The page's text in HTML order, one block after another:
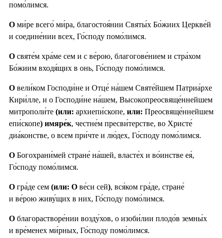
помо́лимся.
О ми́ре всего́ ми́ра, благостоя́нии Святы́х Бо́жиих Церкве́й
и соедине́нии всех, Го́споду помо́лимся.
О святе́м хра́ме сем и с ве́рою, благогове́нием и стра́хом
Бо́жиим входя́щих в онь, Го́споду помо́лимся.
О вели́ком Господи́не и Отце́ на́шем Святе́йшем Патриа́рхе
Кири́лле, и о Господи́не на́шем, Высокопреосвяще́ннейшем
митрополи́те (или: архиепи́скопе, или: Преосвяще́ннейшем
епи́скопе) имяре́к, честне́м пресви́терстве, во Христе́
диа́констве, о всем при́чте и лю́дех, Го́споду помо́лимся.
О Богохрани́мей стране́ на́шей, власте́х и во́инстве ея́,
Го́споду помо́лимся.
О гра́де сем (или: О ве́си сей), вся́ком гра́де, стране́
и ве́рою живу́щих в них, Го́споду помо́лимся.
О благорастворе́нии возду́хов, о изоби́лии плодо́в земны́х
и вре́менех ми́рных, Го́споду помо́лимся.